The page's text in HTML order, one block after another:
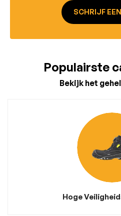
SCHRIJF
Populairste
Bekijk het
Hoge